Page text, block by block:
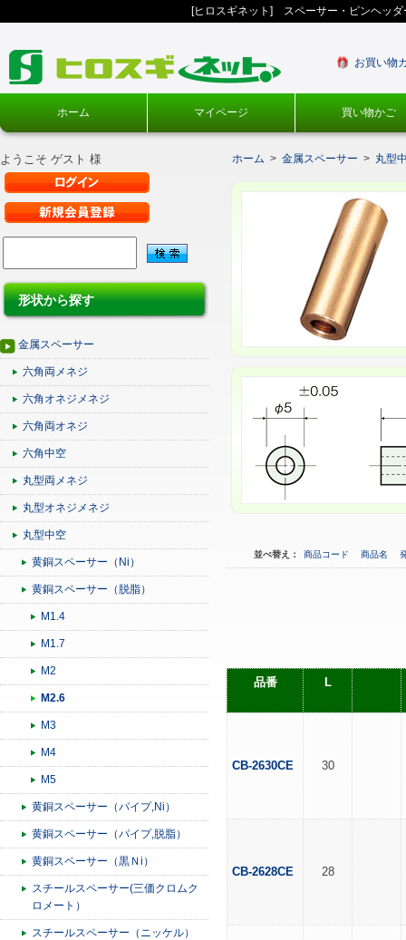
[ヒロスギネット] スペーサー・ピンヘッ
お買い物
ホーム マイページ 買い物かご
ようこそ ゲスト 様
形状から探す
金属スペーサー
六角両メネジ
六角オネジメネジ
六角両オネジ
六角中空
丸型両メネジ
丸型オネジメネジ
丸型中空
黄銅スペーサー（Ni）
黄銅スペーサー（脱脂）
M1.4
M1.7
M2
M2.6
M3
M4
M5
黄銅スペーサー（パイプ,Ni）
黄銅スペーサー（パイプ,脱脂）
黄銅スペーサー（黒Ｎi）
スチールスペーサー(三価クロムク
ロメート）
スチールスペーサー（ニッケル）
ホーム > 金属スペーサー > 丸型
並べ替え： 商品コード 商品名
品番 L
CB-2630CE 30
CB-2628CE 28